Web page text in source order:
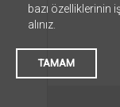
bazı özelliklerinin
alınız.
TAMAM